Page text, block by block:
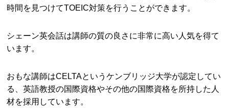
時間を見つけてTOEIC対策を行うことができます。
シェーン英会話は講師の質の良さに非常に高い人気を得て
います。
おもな講師はCELTAというケンブリッジ大学が認定してい
る、英語教授の国際資格やその他の国際資格を所持した人
材を採用しています。